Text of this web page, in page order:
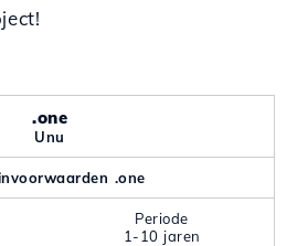
.one
Unu
.one
Periode
1-10 jaren